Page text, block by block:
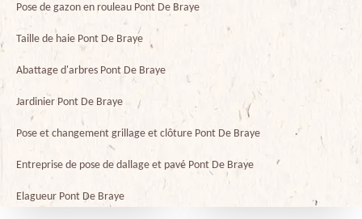
Pose de gazon en rouleau Pont De Braye
Taille de haie Pont De Braye
Abattage d'arbres Pont De Braye
Jardinier Pont De Braye
Pose et changement grillage et clôture Pont De Braye
Entreprise de pose de dallage et pavé Pont De Braye
Elagueur Pont De Braye